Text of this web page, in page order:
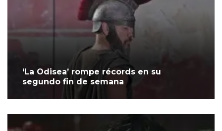
‘La Odisea’ rompe récords en su
segundo fin de semana